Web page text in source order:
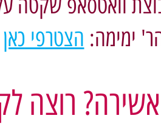
ימימה: הצטרפי כאן
רוצה